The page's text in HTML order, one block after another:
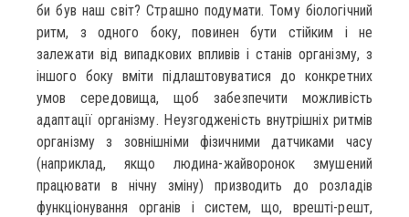
би був наш світ? Страшно подумати. Тому біологічний
ритм, з одного боку, повинен бути стійким і не
залежати від випадкових впливів і станів організму, з
іншого боку вміти підлаштовуватися до конкретних
умов середовища, щоб забезпечити можливість
адаптації організму. Неузгодженість внутрішніх ритмів
організму з зовнішніми фізичними датчиками часу
(наприклад, якщо людина-жайворонок змушений
працювати в нічну зміну) призводить до розладів
функціонування органів і систем, що, врешті-решт,